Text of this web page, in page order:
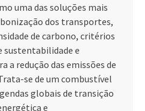
uma das soluções mais
dos transportes,
de carbono, critérios
sustentabilidade e
a redução das emissões de
se de um combustível
globais de transição
e